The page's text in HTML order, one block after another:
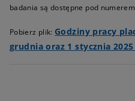
badania są dostępne pod
Pobierz plik: Godziny pracy
grudnia oraz 1 stycznia